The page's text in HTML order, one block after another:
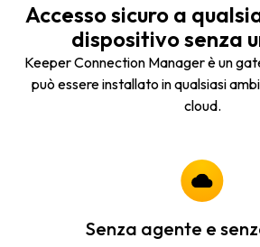
Accesso sicuro a
dispositivo senza
Keeper Connection Manager è un
può essere installato in qualsiasi
cloud.
Senza agente e